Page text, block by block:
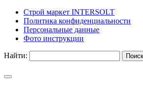
Строй маркет INTERSOLT
Политика конфиденциальности
Персональные данные
Фото инструкции
Найти: